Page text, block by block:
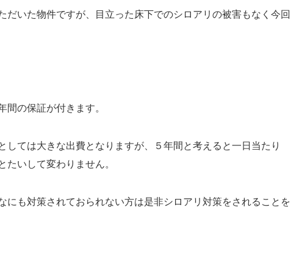
だいた物件ですが、目立った床下でのシロアリの被害もなく今回
の保証が付きます。
しては大きな出費となりますが、５年間と考えると一日当たり
たいして変わりません。
にも対策されておられない方は是非シロアリ対策をされることを